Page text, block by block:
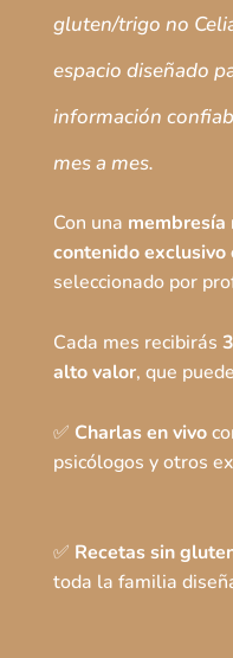
gluten/trigo no
espacio diseñado
información
mes a mes.
Con una membresía
contenido exclusivo
seleccionado por
Cada mes recibirás
alto valor, que
✅ Charlas en vivo
psicólogos y otros
✅ Recetas sin
toda la familia